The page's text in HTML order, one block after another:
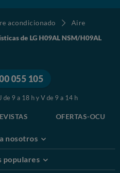
acondicionado
Aire
de LG H09AL NSM/H09AL
055 105
de 9 a 18 h y V de 9 a 14 h
OFERTAS-OCU
nosotros
populares